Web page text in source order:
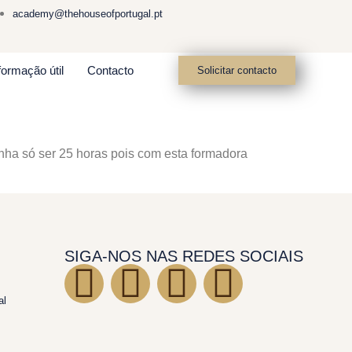
academy@thehouseofportugal.pt
útil Contacto Solicitar contacto
só ser 25 horas pois com esta formadora
SIGA-NOS NAS REDES SOCIAIS